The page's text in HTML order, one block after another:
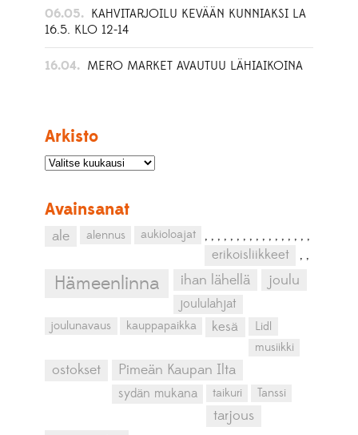
06.05. KAHVITARJOILU KEVÄÄN KUNNIAKSI LA
16.5. KLO 12-14
16.04. MERO MARKET AVAUTUU LÄHIAIKOINA
Arkisto
Avainsanat
ale ,
alennus ,
aukioloajat ,
erikoisliikkeet
,
Hämeenlinna
,
ihan lähellä
,
joulu
,
joululahjat
,
joulunavaus
,
kauppapaikka
,
kesä
,
Lidl
,
musiikki
,
ostokset
,
Pimeän Kaupan Ilta
,
sydän mukana
,
taikuri
,
Tanssi
,
tarjous
,